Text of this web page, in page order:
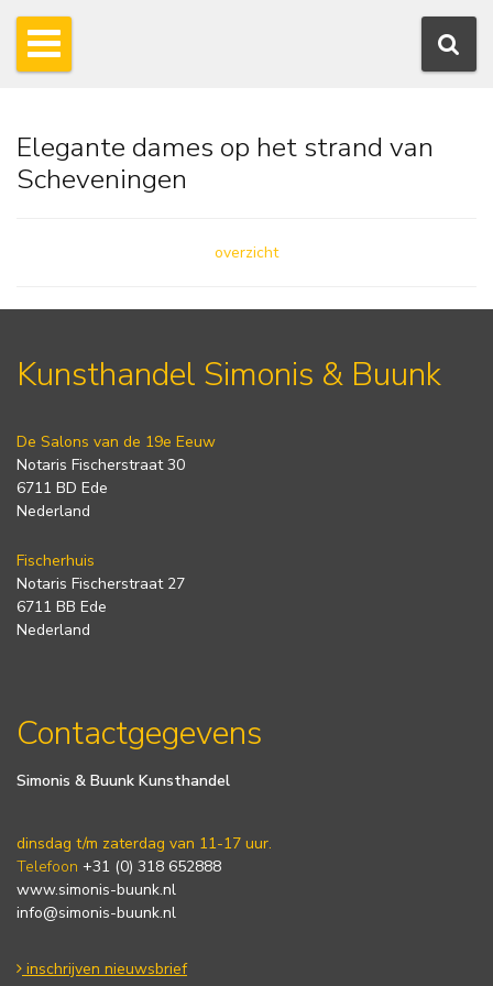
Elegante dames op het strand van
Scheveningen
overzicht
Kunsthandel Simonis & Buunk
De Salons van de 19e Eeuw
Notaris Fischerstraat 30
6711 BD Ede
Nederland
Fischerhuis
Notaris Fischerstraat 27
6711 BB Ede
Nederland
Contactgegevens
Simonis & Buunk Kunsthandel
dinsdag t/m zaterdag van 11-17 uur.
Telefoon +31 (0) 318 652888
www.simonis-buunk.nl
info@simonis-buunk.nl
inschrijven nieuwsbrief